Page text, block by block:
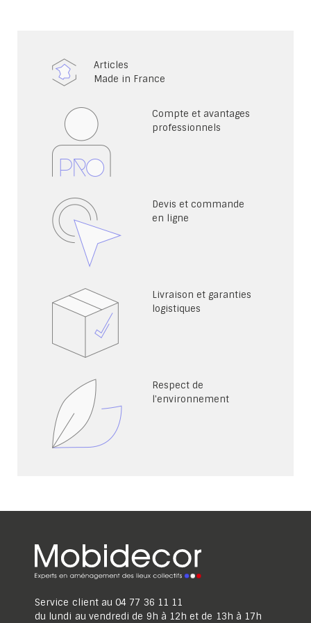
Articles
Made in France
Compte et avantages
professionnels
Devis et commande
en ligne
Livraison et garanties
logistiques
Respect de
l'environnement
Service client au 04 77 36 11 11
du lundi au vendredi de 9h à 12h et de 13h à 17h